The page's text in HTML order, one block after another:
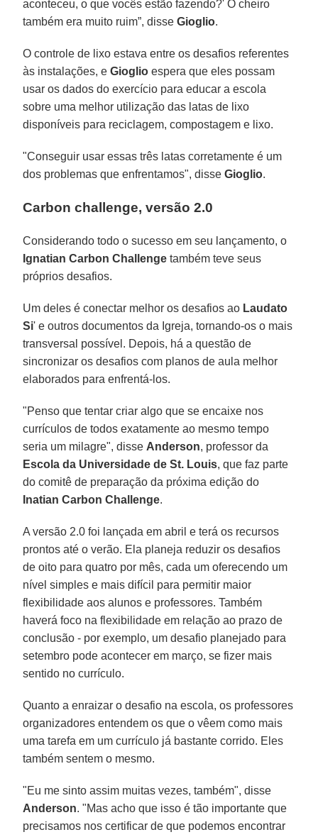
aconteceu, o que vocês estão fazendo?' O cheiro
também era muito ruim”, disseGioglio.
O controle de lixo estava entre os desafios referentes
às instalações, eGioglio espera que eles possam
usar os dados do exercício para educar a escola
sobre uma melhor utilização das latas de lixo
disponíveis para reciclagem, compostagem e lixo.
"Conseguir usar essas três latas corretamente é um
dos problemas que enfrentamos", disseGioglio.
Carbon challenge, versão 2.0
Considerando todo o sucesso em seu lançamento, o
Ignatian Carbon Challenge também teve seus
próprios desafios.
Um deles é conectar melhor os desafios ao Laudato
Si' e outros documentos da Igreja, tornando-os o mais
transversal possível. Depois, há a questão de
sincronizar os desafios com planos de aula melhor
elaborados para enfrentá-los.
"Penso que tentar criar algo que se encaixe nos
currículos de todos exatamente ao mesmo tempo
seria um milagre", disse Anderson, professor da
Escola da Universidade de St. Louis, que faz parte
do comitê de preparação da próxima edição do
Inatian Carbon Challenge.
A versão 2.0 foi lançada em abril e terá os recursos
prontos até o verão. Ela planeja reduzir os desafios
de oito para quatro por mês, cada um oferecendo um
nível simples e mais difícil para permitir maior
flexibilidade aos alunos e professores. Também
haverá foco na flexibilidade em relação ao prazo de
conclusão - por exemplo, um desafio planejado para
setembro pode acontecer em março, se fizer mais
sentido no currículo.
Quanto a enraizar o desafio na escola, os professores
organizadores entendem os que o vêem como mais
uma tarefa em um currículo já bastante corrido. Eles
também sentem o mesmo.
"Eu me sinto assim muitas vezes, também", disse
Anderson. "Mas acho que isso é tão importante que
precisamos nos certificar de que podemos encontrar